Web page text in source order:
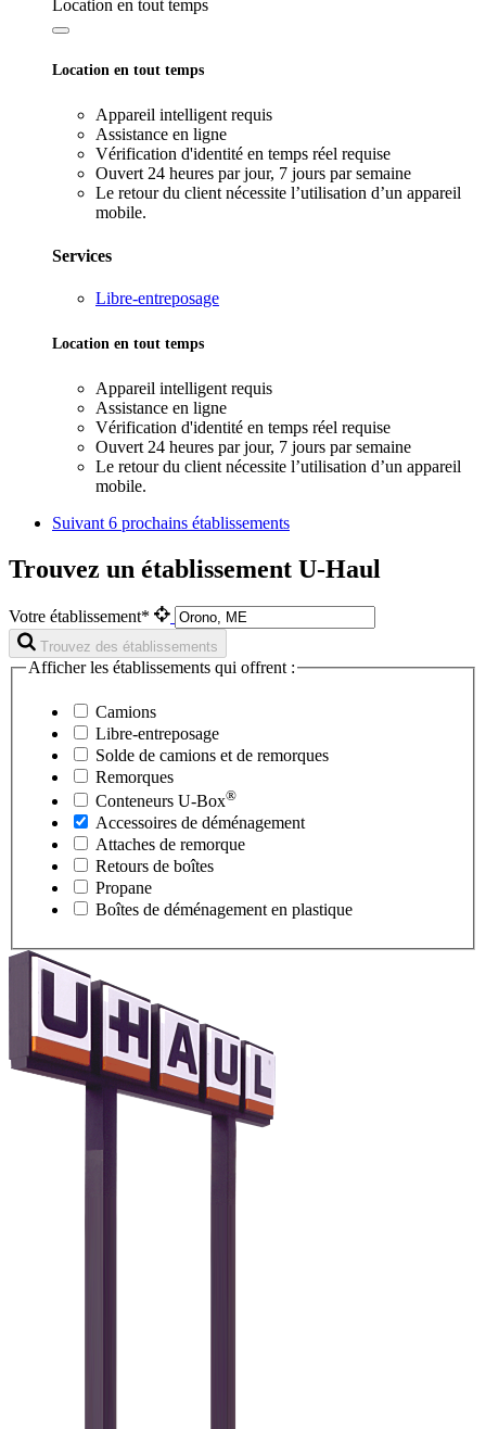
Location en tout temps
Location en tout temps
Appareil intelligent requis
Assistance en ligne
Vérification d'identité en temps réel requise
Ouvert 24 heures par jour, 7 jours par semaine
Le retour du client nécessite l’utilisation d’un appareil
mobile.
Services
Libre-entreposage
Location en tout temps
Appareil intelligent requis
Assistance en ligne
Vérification d'identité en temps réel requise
Ouvert 24 heures par jour, 7 jours par semaine
Le retour du client nécessite l’utilisation d’un appareil
mobile.
Suivant 6 prochains établissements
Trouvez un établissement U-Haul
Votre établissement*
Trouvez des établissements
Afficher les établissements qui offrent :
Camions
Libre-entreposage
Solde de camions et de remorques
Remorques
Conteneurs U-Box®
Accessoires de déménagement
Attaches de remorque
Retours de boîtes
Propane
Boîtes de déménagement en plastique